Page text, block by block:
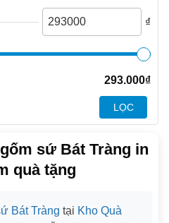
₫
293.000₫
LỌC
sứ Bát Tràng in
quà tặng
Bát Tràng tại Kho Quà